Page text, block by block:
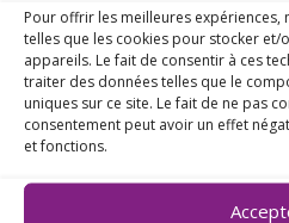
Pour offrir les meilleures
telles que les cookies pour stocker
appareils. Le fait de consentir à ces
traiter des données telles que le
uniques sur ce site. Le fait de ne pas
consentement peut avoir un effet
et fonctions.
Plan